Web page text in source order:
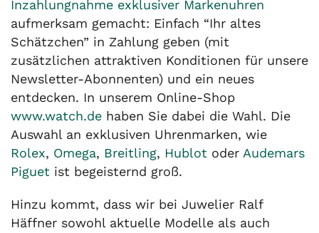
Inzahlungnahme exklusiver Markenuhren
aufmerksam gemacht: Einfach “Ihr altes
Schätzchen” in Zahlung geben (mit
zusätzlichen attraktiven Konditionen für unsere
Newsletter-Abonnenten) und ein neues
entdecken. In unserem Online-Shop
www.watch.de haben Sie dabei die Wahl. Die
Auswahl an exklusiven Uhrenmarken, wie
Rolex, Omega, Breitling, Hublot oder Audemars
Piguet ist begeisternd groß.
Hinzu kommt, dass wir bei Juwelier Ralf
Häffner sowohl aktuelle Modelle als auch